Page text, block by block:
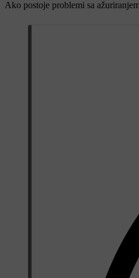
Ako postoje problemi sa